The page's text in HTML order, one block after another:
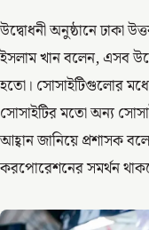
উদ্বোধনী অনুষ্ঠানে ঢাকা
ইসলাম খান বলেন, এসব
হতো। সোসাইটিগুলোর
সোসাইটির মতো অন্য
আহ্বান জানিয়ে প্রশাসক
করপোরেশনের সমর্থন